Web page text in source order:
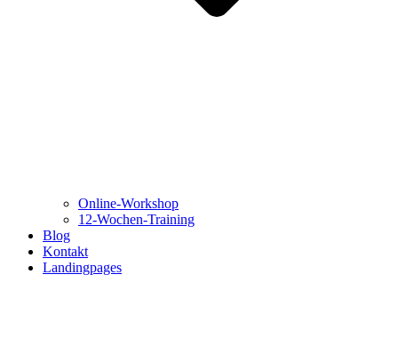
Online-Workshop
12-Wochen-Training
Blog
Kontakt
Landingpages